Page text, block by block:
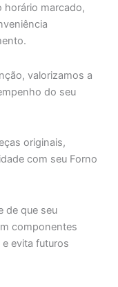
horário marcado,
valorizamos a
do seu
originais,
com seu Forno
de que seu
componentes
evita futuros